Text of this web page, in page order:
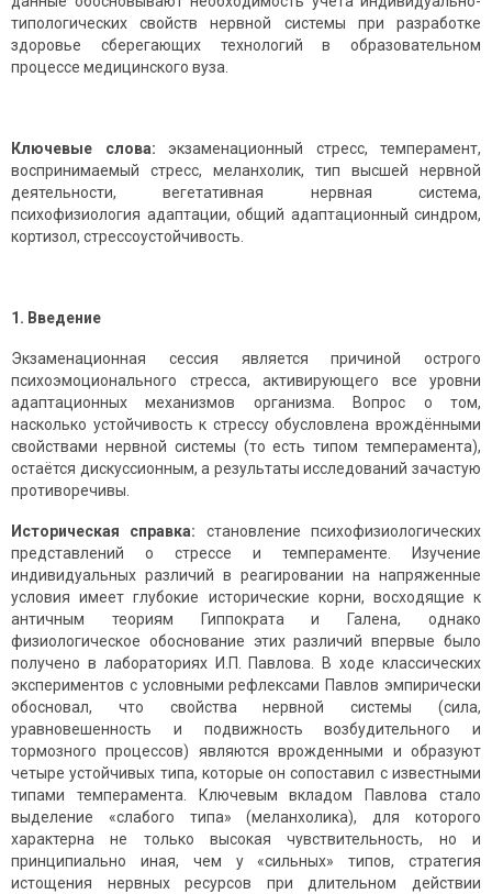
типологических свойств нервной системы при разработке
здоровье сберегающих технологий в образовательном
процессе медицинского вуза.
Ключевые слова: экзаменационный стресс, темперамент,
воспринимаемый стресс, меланхолик, тип высшей нервной
деятельности, вегетативная нервная система,
психофизиология адаптации, общий адаптационный синдром,
кортизол, стрессоустойчивость.
1. Введение
Экзаменационная сессия является причиной острого
психоэмоционального стресса, активирующего все уровни
адаптационных механизмов организма. Вопрос о том,
насколько устойчивость к стрессу обусловлена врождёнными
свойствами нервной системы (то есть типом темперамента),
остаётся дискуссионным, а результаты исследований зачастую
противоречивы.
Историческая справка: становление психофизиологических
представлений о стрессе и темпераменте. Изучение
индивидуальных различий в реагировании на напряженные
условия имеет глубокие исторические корни, восходящие к
античным теориям Гиппократа и Галена, однако
физиологическое обоснование этих различий впервые было
получено в лабораториях И.П. Павлова. В ходе классических
экспериментов с условными рефлексами Павлов эмпирически
обосновал, что свойства нервной системы (сила,
уравновешенность и подвижность возбудительного и
тормозного процессов) являются врожденными и образуют
четыре устойчивых типа, которые он сопоставил с известными
типами темперамента. Ключевым вкладом Павлова стало
выделение «слабого типа» (меланхолика), для которого
характерна не только высокая чувствительность, но и
принципиально иная, чем у «сильных» типов, стратегия
истощения нервных ресурсов при длительном действии